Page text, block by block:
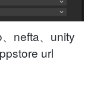
nefta、unity
url